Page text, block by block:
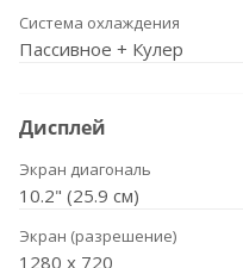
Система охлаждения
Пассивное + Кулер
Дисплей
Экран диагональ
10.2" (25.9 см)
Экран (разрешение)
1280 х 720